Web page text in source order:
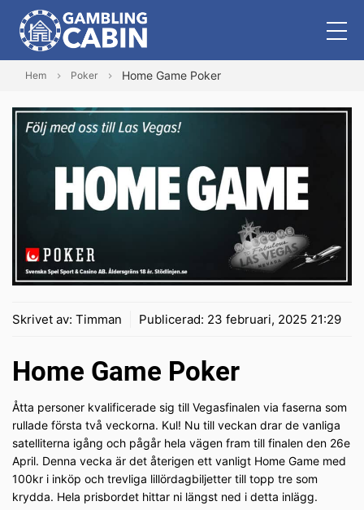
Hem Poker Home Game Poker
Skrivet av: Timman Publicerad: 23 februari, 2025 21:29
Home Game Poker
Åtta personer kvalificerade sig till Vegasfinalen via faserna som
rullade första två veckorna. Kul! Nu till veckan drar de vanliga
satelliterna igång och pågår hela vägen fram till finalen den 26e
April. Denna vecka är det återigen ett vanligt Home Game med
100kr i inköp och trevliga lillördagbiljetter till topp tre som
krydda. Hela prisbordet hittar ni längst ned i detta inlägg.